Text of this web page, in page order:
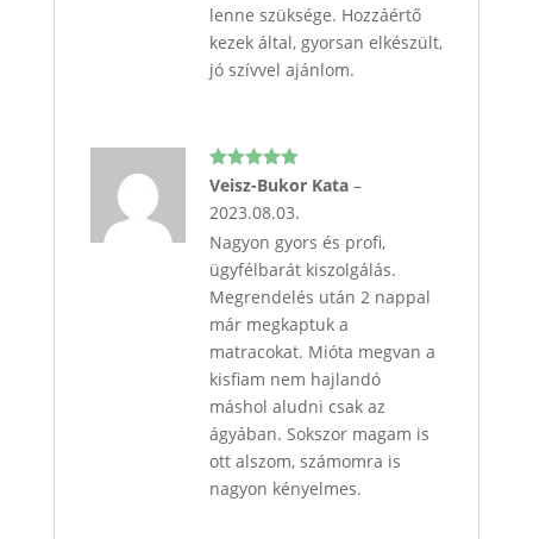
lenne szüksége. Hozzáértő
kezek által, gyorsan elkészült,
jó szívvel ajánlom.
Értékelés:
Veisz-Bukor Kata –
2023.08.03.
Nagyon gyors és profi,
ügyfélbarát kiszolgálás.
Megrendelés után 2 nappal
már megkaptuk a
matracokat. Mióta megvan a
kisfiam nem hajlandó
máshol aludni csak az
ágyában. Sokszor magam is
ott alszom, számomra is
nagyon kényelmes.